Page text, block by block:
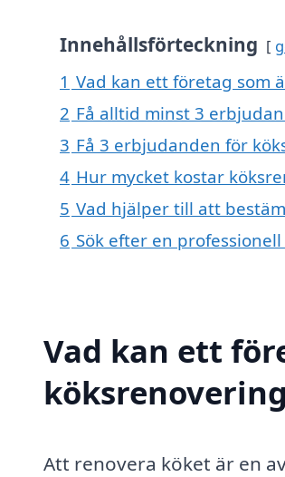
Innehållsförteckning
1 Vad kan ett företag som
2 Få alltid minst 3
3 Få 3 erbjudanden för
4 Hur mycket kostar
5 Vad hjälper till att
6 Sök efter en
Vad kan ett
Att renovera köket är en